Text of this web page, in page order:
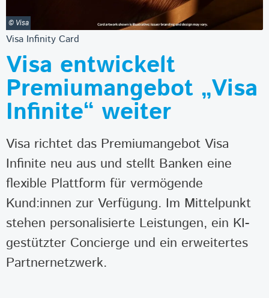
© Visa
Visa Infinity Card
Visa entwickelt
Premiumangebot „Visa
Infinite“ weiter
Visa richtet das Premiumangebot Visa
Infinite neu aus und stellt Banken eine
flexible Plattform für vermögende
Kund:innen zur Verfügung. Im Mittelpunkt
stehen personalisierte Leistungen, ein KI-
gestützter Concierge und ein erweitertes
Partnernetzwerk.